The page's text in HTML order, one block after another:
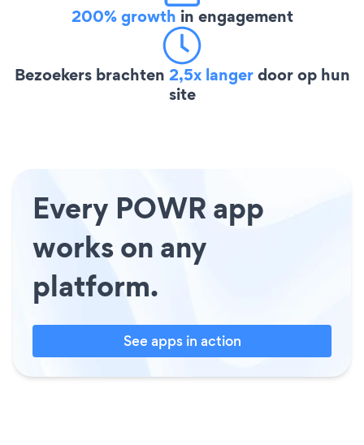
200% growth in engagement
Bezoekers brachten 2,5x langerdoor op hun
site
Every POWR app
works on any
platform.
See apps in action